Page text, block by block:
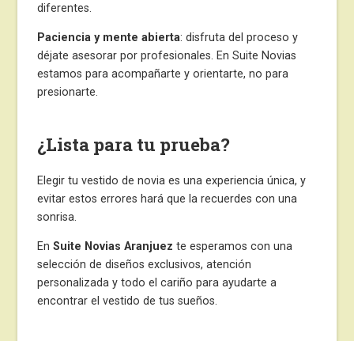
diferentes.
Paciencia y mente abierta: disfruta del proceso y
déjate asesorar por profesionales. En Suite Novias
estamos para acompañarte y orientarte, no para
presionarte.
¿Lista para tu prueba?
Elegir tu vestido de novia es una experiencia única, y
evitar estos errores hará que la recuerdes con una
sonrisa.
En Suite Novias Aranjuez te esperamos con una
selección de diseños exclusivos, atención
personalizada y todo el cariño para ayudarte a
encontrar el vestido de tus sueños.